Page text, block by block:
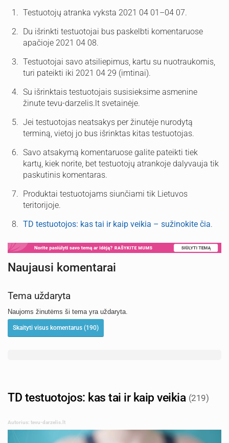
Testuotojų atranka vyksta 2021 04 01–04 07.
Du išrinkti testuotojai bus paskelbti komentaruose
apačioje 2021 04 08.
Testuotojai savo atsiliepimus, kartu su nuotraukomis,
turi pateikti iki 2021 04 29 (imtinai).
Su išrinktais testuotojais susisieksime asmenine
žinute tevu-darzelis.lt svetainėje.
Jei testuotojas neatsakys per žinutėje nurodytą
terminą, vietoj jo bus išrinktas kitas testuotojas.
Savo atsakymą komentaruose galite pateikti tiek
kartų, kiek norite, bet testuotojų atrankoje dalyvauja tik
paskutinis komentaras.
Produktai testuotojams siunčiami tik Lietuvos
teritorijoje.
TD testuotojos: kas tai ir kaip veikia – sužinokite čia.
Naujausi komentarai
Tema uždaryta
Naujoms žinutėms ši tema yra uždaryta.
Skaityti visus komentarus (190)
TD testuotojos: kas tai ir kaip veikia (219)
Autorius: tevu-darzelis.lt